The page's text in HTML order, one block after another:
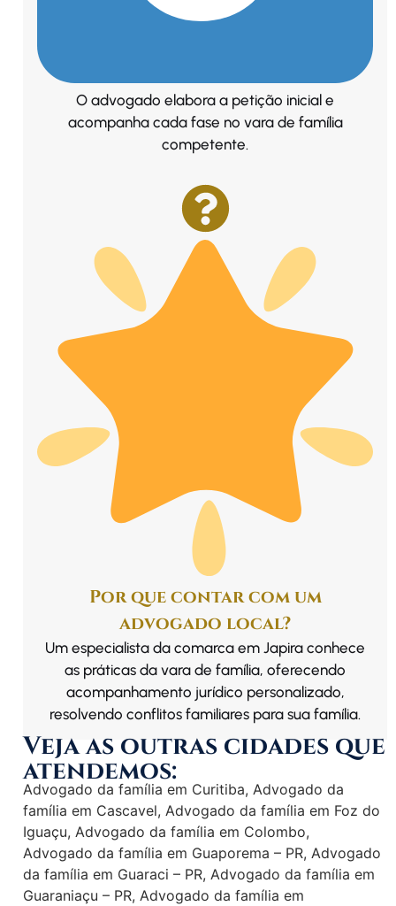
O advogado elabora a petição inicial e
acompanha cada fase no vara de família
competente.
Por que contar com um
advogado local?
Um especialista da comarca em Japira conhece
as práticas da vara de família, oferecendo
acompanhamento jurídico personalizado,
resolvendo conflitos familiares para sua família.
Veja as outras cidades que
atendemos:
Advogado da família em Curitiba, Advogado da
família em Cascavel, Advogado da família em Foz do
Iguaçu, Advogado da família em Colombo,
Advogado da família em Guaporema – PR, Advogado
da família em Guaraci – PR, Advogado da família em
Guaraniaçu – PR, Advogado da família em